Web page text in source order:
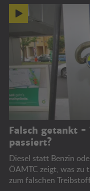
Falsch getankt -
passiert?
Diesel statt Benzin
ÖAMTC zeigt, was zu
zum falschen